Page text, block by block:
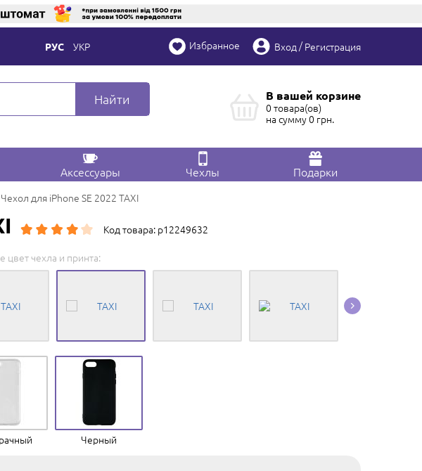
РУС УКР Избранное Вход /Регистрация
Найти В вашей корзине
0 товара(ов)
на сумму0 грн.
Аксессуары Чехлы Подарки
Чехол для iPhone SE 2022 TAXI
Код товара: p12249632
цвет чехла и принта:
Черный